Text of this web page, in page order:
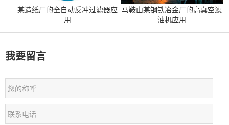
某造纸厂的全自动反冲过滤器应
用
马鞍山某钢铁冶金厂的高真空滤
油机应用
我要留言